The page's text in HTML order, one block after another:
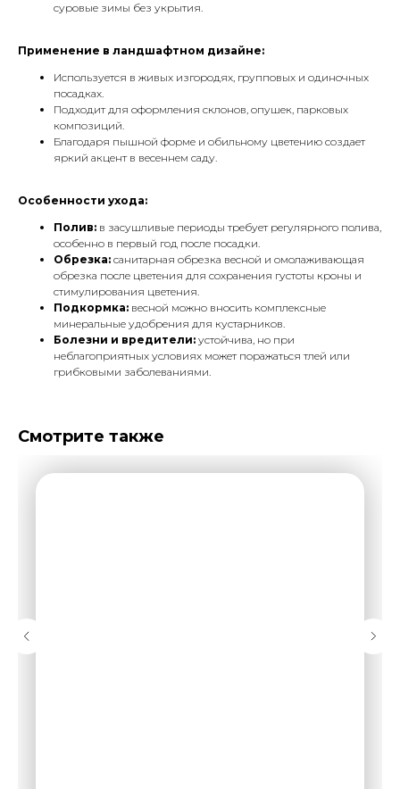
суровые зимы без укрытия.
Применение в ландшафтном дизайне:
Используется в живых изгородях, групповых и одиночных
посадках.
Подходит для оформления склонов, опушек, парковых
композиций.
Благодаря пышной форме и обильному цветению создает
яркий акцент в весеннем саду.
Особенности ухода:
Полив: в засушливые периоды требует регулярного полива,
особенно в первый год после посадки.
Обрезка: санитарная обрезка весной и омолаживающая
обрезка после цветения для сохранения густоты кроны и
стимулирования цветения.
Подкормка: весной можно вносить комплексные
минеральные удобрения для кустарников.
Болезни и вредители: устойчива, но при
неблагоприятных условиях может поражаться тлей или
грибковыми заболеваниями.
Смотрите также